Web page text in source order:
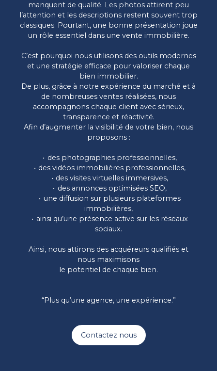
manquent de qualité. Les photos attirent peu
l’attention et les descriptions restent souvent trop
classiques. Pourtant, une bonne présentation joue
un rôle essentiel dans une vente immobilière.
C’est pourquoi nous utilisons des outils modernes
et une stratégie efficace pour valoriser chaque
bien immobilier.
De plus, grâce à notre expérience du marché et à
de nombreuses ventes réalisées, nous
accompagnons chaque client avec sérieux,
transparence et réactivité.
Afin d’augmenter la visibilité de votre bien, nous
proposons :
des photographies professionnelles,
des vidéos immobilières professionnelles,
des visites virtuelles immersives,
des annonces optimisées SEO,
une diffusion sur plusieurs plateformes
immobilières,
ainsi qu’une présence active sur les réseaux
sociaux.
Ainsi, nous attirons des acquéreurs qualifiés et
nous maximisons
le potentiel de chaque bien.
“Plus qu’une agence, une expérience.”
Contactez nous